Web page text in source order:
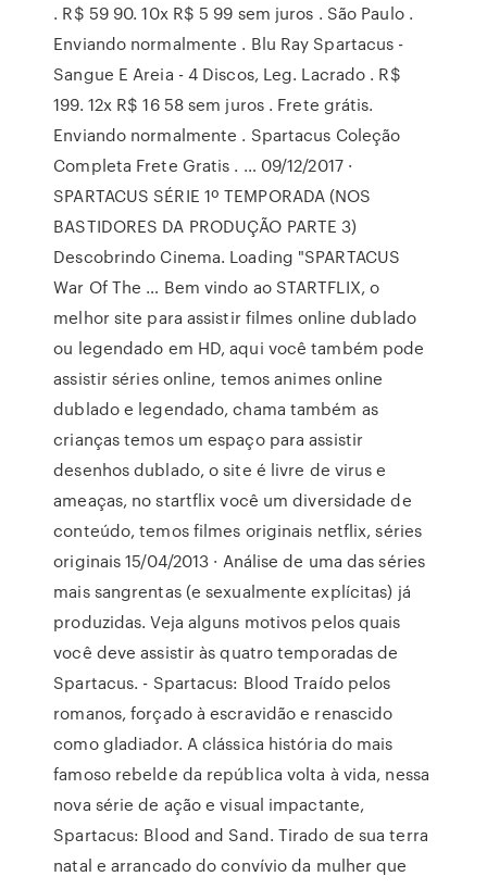
. R$ 59 90. 10x R$ 5 99 sem juros . São Paulo .
Enviando normalmente . Blu Ray Spartacus -
Sangue E Areia - 4 Discos, Leg. Lacrado . R$
199. 12x R$ 16 58 sem juros . Frete grátis.
Enviando normalmente . Spartacus Coleção
Completa Frete Gratis . … 09/12/2017 ·
SPARTACUS SÉRIE 1º TEMPORADA (NOS
BASTIDORES DA PRODUÇÃO PARTE 3)
Descobrindo Cinema. Loading "SPARTACUS
War Of The … Bem vindo ao STARTFLIX, o
melhor site para assistir filmes online dublado
ou legendado em HD, aqui você também pode
assistir séries online, temos animes online
dublado e legendado, chama também as
crianças temos um espaço para assistir
desenhos dublado, o site é livre de virus e
ameaças, no startflix você um diversidade de
conteúdo, temos filmes originais netflix, séries
originais 15/04/2013 · Análise de uma das séries
mais sangrentas (e sexualmente explícitas) já
produzidas. Veja alguns motivos pelos quais
você deve assistir às quatro temporadas de
Spartacus. - Spartacus: Blood Traído pelos
romanos, forçado à escravidão e renascido
como gladiador. A clássica história do mais
famoso rebelde da república volta à vida, nessa
nova série de ação e visual impactante,
Spartacus: Blood and Sand. Tirado de sua terra
natal e arrancado do convívio da mulher que